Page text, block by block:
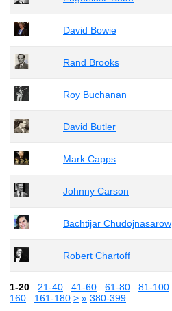
David Bowie
Rand Brooks
Roy Buchanan
David Butler
Mark Capps
Johnny Carson
Bachtijar Chudojnasarow
Robert Chartoff
1-20 : 21-40 : 41-60 : 61-80 : 81-100
160 : 161-180 > » 380-399